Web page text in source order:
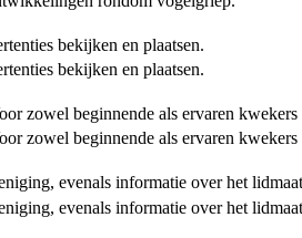
bekijken en plaatsen.
bekijken en plaatsen.
zowel beginnende als ervaren
zowel beginnende als ervaren
evenals informatie over het
evenals informatie over het